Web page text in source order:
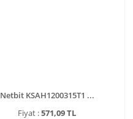
Netbit KSAH1200315T1 ...
Fiyat :571,09 TL